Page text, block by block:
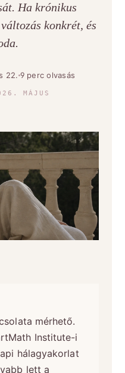
Ha krónikus
konkrét, és
22. 9 perc olvasás
MÁJUS
mérhető.
Institute-i
hálagyakorlat
lett a